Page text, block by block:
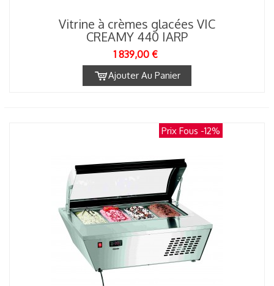
Vitrine à crèmes glacées VIC
CREAMY 440 IARP
1 839,00 €
Ajouter Au Panier
Prix Fous -12%